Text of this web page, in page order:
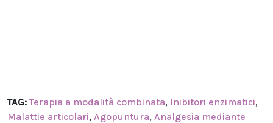
TAG: Terapia a modalità combinata, Inibitori enzimatici,
Malattie articolari, Agopuntura, Analgesia mediante